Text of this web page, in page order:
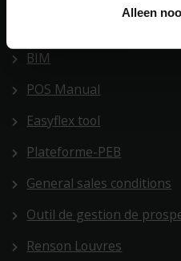
Alleen
Outils numériques
BIM
POS Manual
Easyflex tool
Plateforme-PEB
General sales conditions
Outil de gestion de
Renson Louvres